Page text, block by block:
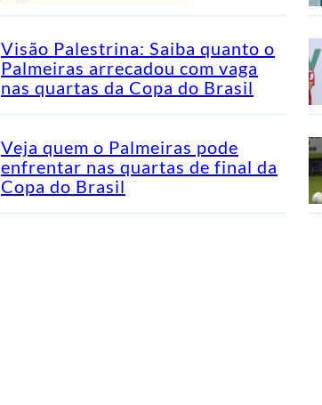
Visão Palestrina: Saiba quanto o
Palmeiras arrecadou com vaga
nas quartas da Copa do Brasil
Veja quem o Palmeiras pode
enfrentar nas quartas de final da
Copa do Brasil